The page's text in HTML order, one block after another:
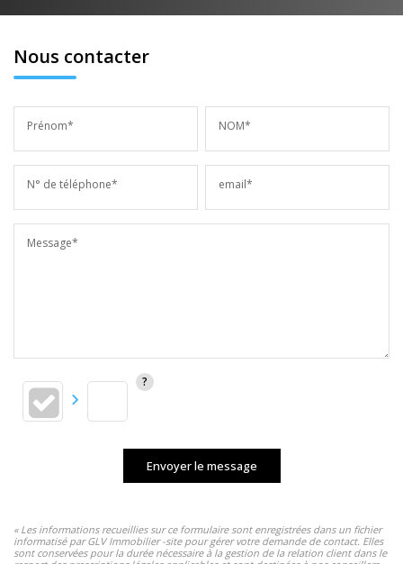
Nous contacter
Prénom* NOM*
N° de téléphone* email*
Message*
Envoyer le message
« Les informations recueillies sur ce formulaire sont enregistrées dans un fichier
informatisé par GLV Immobilier -site pour gérer votre demande de contact. Elles
sont conservées pour la durée nécessaire à la gestion de la relation client dans le